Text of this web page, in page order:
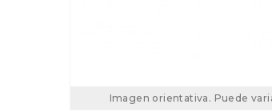
Imagen orientativa. Puede